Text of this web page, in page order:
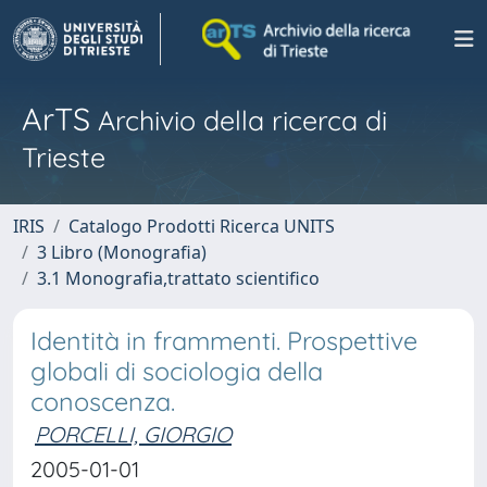
ArTS Archivio della ricerca di
Trieste
IRIS
Catalogo Prodotti Ricerca UNITS
3 Libro (Monografia)
3.1 Monografia,trattato scientifico
Identità in frammenti. Prospettive
globali di sociologia della
conoscenza.
PORCELLI, GIORGIO
2005-01-01